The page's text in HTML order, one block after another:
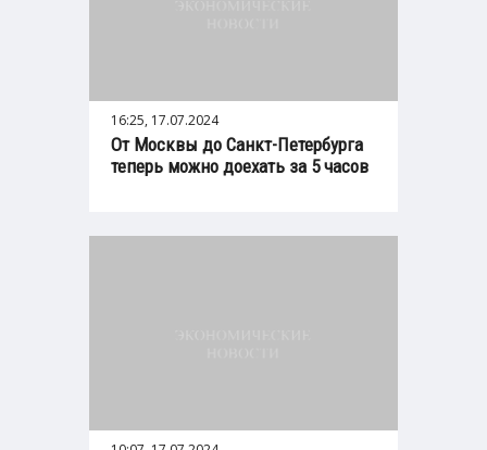
16:25, 17.07.2024
От Москвы до Санкт-Петербурга
теперь можно доехать за 5 часов